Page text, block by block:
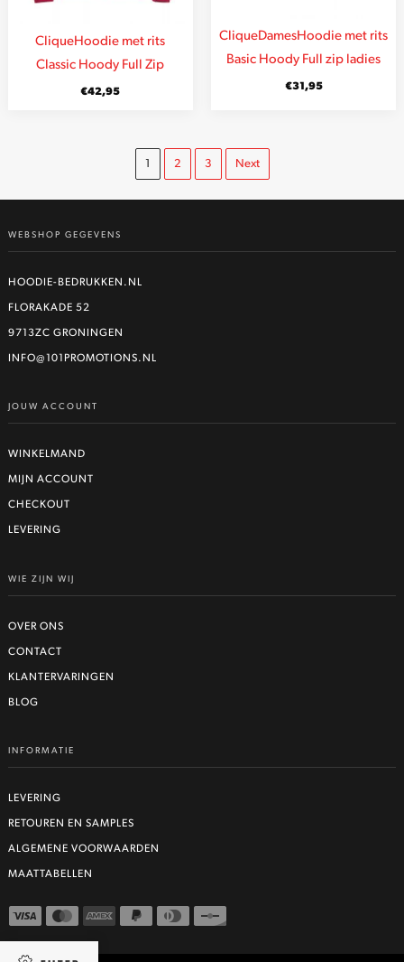
CliqueHoodie met rits
Classic Hoody Full Zip
€42,95
CliqueDamesHoodie met rits
Basic Hoody Full zip ladies
€31,95
1 2 3 Next
WEBSHOP GEGEVENS
HOODIE-BEDRUKKEN.NL
FLORAKADE 52
9713ZC GRONINGEN
INFO@101PROMOTIONS.NL
JOUW ACCOUNT
WINKELMAND
MIJN ACCOUNT
CHECKOUT
LEVERING
WIE ZIJN WIJ
OVER ONS
CONTACT
KLANTERVARINGEN
BLOG
INFORMATIE
LEVERING
RETOUREN EN SAMPLES
ALGEMENE VOORWAARDEN
MAATTABELLEN